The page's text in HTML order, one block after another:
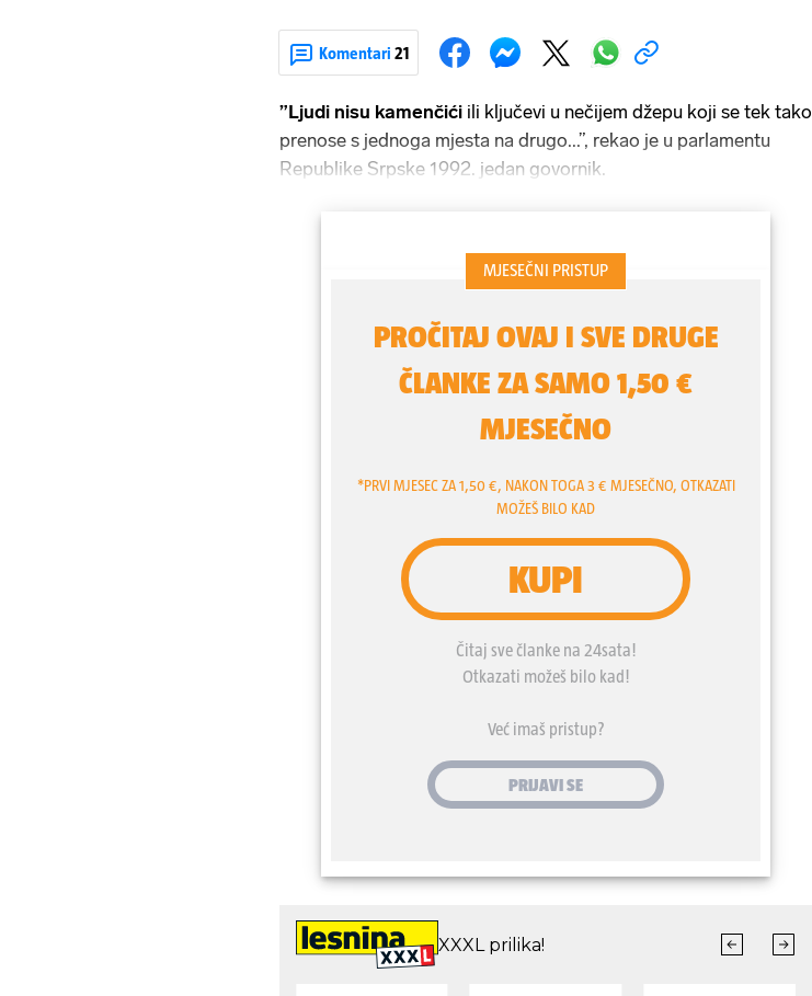
Komentari 21
”Ljudi nisu kamenčići ili ključevi u nečijem džepu koji se tek tako
prenose s jednoga mjesta na drugo...”, rekao je u parlamentu
Republike Srpske 1992. jedan govornik.